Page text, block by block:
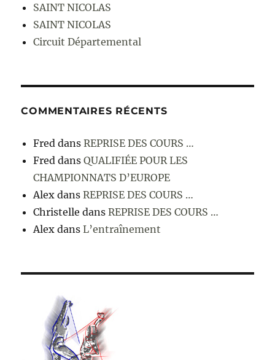
SAINT NICOLAS
SAINT NICOLAS
Circuit Départemental
COMMENTAIRES RÉCENTS
Fred dansREPRISE DES COURS …
Fred dansQUALIFIÉE POUR LES
CHAMPIONNATS D’EUROPE
Alex dansREPRISE DES COURS …
Christelle dansREPRISE DES COURS …
Alex dansL’entraînement